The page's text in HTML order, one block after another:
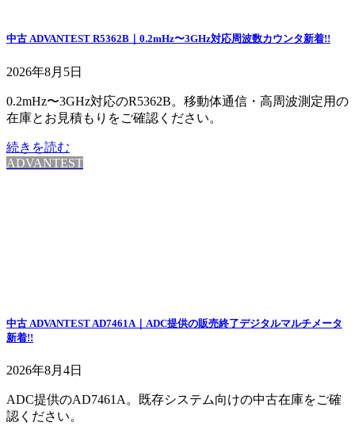
中古 ADVANTEST R5362B｜0.2mHz〜3GHz対応周波数カウンタ新着!!
2026年8月5日
0.2mHz〜3GHz対応のR5362B。移動体通信・高周波測定用の
在庫とお見積もりをご確認ください。
続きを読む
ADVANTEST
中古 ADVANTEST AD7461A｜ADC提供の販売終了デジタルマルチメータ
新着!!
2026年8月4日
ADC提供のAD7461A。既存システム向けの中古在庫をご確
認ください。